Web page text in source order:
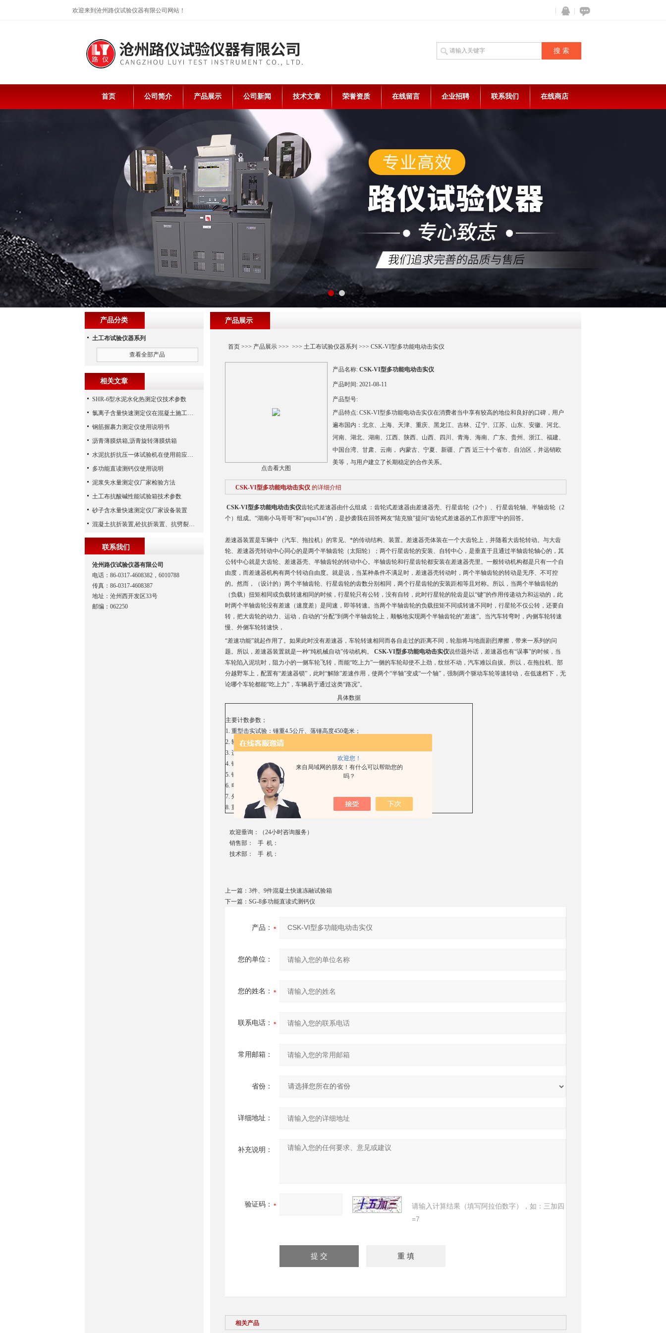
欢迎您！
来自局域网的朋友！有什么可以帮助您的
吗？
欢迎来到沧州路仪试验仪器有限公司网站！
在线咨
QQ
首页 公司简介 产品展示 公司新闻 技术文章 荣誉资质 在线留言 企业招聘 联系我们 在线商店
产品展示
首页>>> 产品展示>>> >>> 土工布试验仪器系列 >>> CSK-VI型多功能电动击实仪
点击看大图
产品名称: CSK-VI型多功能电动击实仪
产品时间: 2021-08-11
产品型号:
产品特点: CSK-VI型多功能电动击实仪在消费者当中享有较高的地位和良好的口碑，用户
遍布国内：北京、上海、天津、重庆、黑龙江、吉林、辽宁、江苏、山东、安徽、河北、
河南、湖北、湖南、江西、陕西、山西、四川、青海、海南、广东、贵州、浙江、福建、
中国台湾、甘肃、云南， 内蒙古、宁夏、新疆、广西 近三十个省市、自治区，并远销欧
美等，与用户建立了长期稳定的合作关系。
CSK-VI型多功能电动击实仪 的详细介绍
CSK-VI型多功能电动击实仪齿轮式差速器由什么组成 ：齿轮式差速器由差速器壳、行星齿轮（2个）、行星齿轮轴、半轴齿轮（2
个）组成。“湖南小马哥哥”和“pupu314”的，是抄袭我在回答网友“陆克狼”提问“齿轮式差速器的工作原理”中的回答。
差速器装置是车辆中（汽车、拖拉机）的常见、*的传动结构、装置。差速器壳体装在一个大齿轮上，并随着大齿轮转动。与大齿
轮、差速器壳转动中心同心的是两个半轴齿轮（太阳轮）；两个行星齿轮的安装、自转中心，是垂直于且通过半轴齿轮轴心的，其
公转中心就是大齿轮、差速器壳、半轴齿轮的转动中心。半轴齿轮和行星齿轮都安装在差速器壳里。一般转动机构都是只有一个自
由度，而差速器机构有两个转动自由度。就是说，当某种条件不满足时，差速器壳转动时，两个半轴齿轮的转动是无序、不可控
的。然而，（设计的）两个半轴齿轮、行星齿轮的齿数分别相同，两个行星齿轮的安装距相等且对称。所以，当两个半轴齿轮的
（负载）扭矩相同或负载转速相同的时候，行星轮只有公转，没有自转，此时行星轮的轮齿是以“键”的作用传递动力和运动的，此
时两个半轴齿轮没有差速（速度差）是同速，即等转速。当两个半轴齿轮的负载扭矩不同或转速不同时，行星轮不仅公转，还要自
转，把大齿轮的动力、运动，自动的“分配”到两个半轴齿轮上，顺畅地实现两个半轴齿轮的“差速”。当汽车转弯时，内侧车轮转速
慢、外侧车轮转速快，
“差速功能”就起作用了。如果此时没有差速器，车轮转速相同而各自走过的距离不同，轮胎将与地面剧烈摩擦，带来一系列的问
题。所以，差速器装置就是一种“纯机械自动”传动机构。
CSK-VI型多功能电动击实仪说些题外话，差速器也有“误事”的时候，当
车轮陷入泥坑时，阻力小的一侧车轮飞转，而能“吃上力”一侧的车轮却使不上劲，纹丝不动，汽车难以自拔。所以，在拖拉机、部
分越野车上，配置有“差速器锁”，此时“解除”差速作用，使两个“半轴”变成“一个轴”，强制两个驱动车轮等速转动，在低速档下，无
论哪个车轮都能“吃上力”，车辆易于通过这类“路况”。
具体数据
主要计数参数；
1. 重型击实试验：锤重4.5公斤、落锤高度450毫米；
2. 轻型击实试验：锤重2.5公斤、落锤300毫米；
3. 适用试模筒直径：100毫米和152毫米两种；
4. 锤头直径：50毫米；
5. 锤击次数：30~32次/分；
6. 电动机：370瓦 380伏 1400转/分；
7. 外行尺寸：300×640×1320毫米；
8. 重量：120约公斤；
欢迎垂询：（24小时咨询服务）
销售部： 手 机：
技术部： 手 机：
上一篇： 3件、9件混凝土快速冻融试验箱
下一篇： SG-8多功能直读式测钙仪
产品：
您的单位：
您的姓名：
联系电话：
常用邮箱：
省份：
详细地址：
补充说明：
验证码：
请输入计算结果（填写阿拉伯数字），如：三加四
=7
相关产品
产品分类
土工布试验仪器系列
查看全部产品
相关文章
SHR-6型水泥水化热测定仪技术参数
氯离子含量快速测定仪在混凝土施工现场的使用
钢筋握裹力测定仪使用说明书
沥青薄膜烘箱,沥青旋转薄膜烘箱
水泥抗折抗压一体试验机在使用前应该做哪些检查工作
多功能直读测钙仪使用说明
泥浆失水量测定仪厂家检验方法
土工布抗酸碱性能试验箱技术参数
砂子含水量快速测定仪厂家设备装置
混凝土抗折装置,砼抗折装置、抗劈裂夹具（河北路仪）
联系我们
沧州路仪试验仪器有限公司
电话：86-0317-4608382，6010788
传真：86-0317-4608387
地址：沧州西开发区33号
邮编：062250